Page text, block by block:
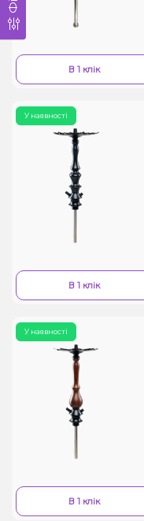
В 1 клік
У наявності
В 1 клік
У наявності
В 1 клік